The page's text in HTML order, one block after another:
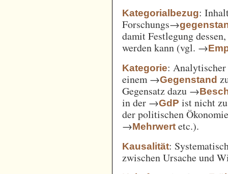
Kategorialbezug:
Forschungs→
damit Festlegung
werden kann (vgl. →
Kategorie:
einem →Gegenstand
Gegensatz dazu →
in der →GdP ist nicht
der politischen
→Mehrwert etc.).
Kausalität:
zwischen Ursache und